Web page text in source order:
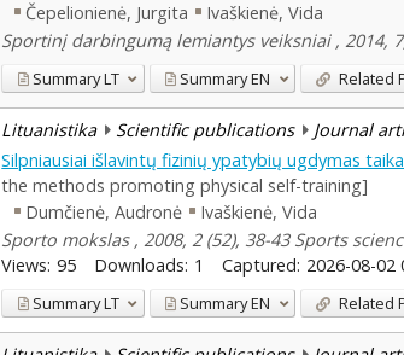
Čepelionienė, Jurgita
Ivaškienė, Vida
Sportinį darbingumą lemiantys veiksniai , 2014,
SummaryLT SummaryEN Related
Lituanistika Scientific publications Journal
Silpniausiai išlavintų fizinių ypatybių ugdymas
the methods promoting physical self-training]
Dumčienė, Audronė
Ivaškienė, Vida
Sporto mokslas , 2008, 2 (52), 38-43 Sports
Views: 95 Downloads: 1 Captured: 2026-08-02
SummaryLT SummaryEN Related